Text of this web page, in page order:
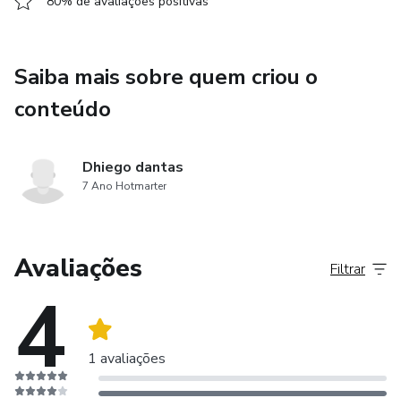
Saiba mais sobre quem criou o
conteúdo
Dhiego dantas
7 Ano Hotmarter
Avaliações
4 1 avaliações
Filtrar